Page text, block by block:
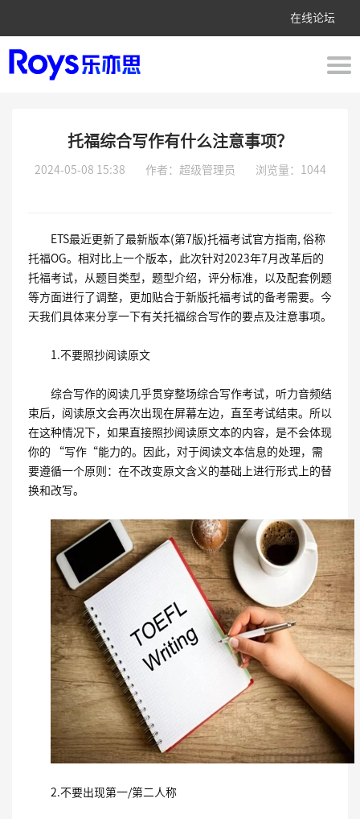
在线论坛
托福综合写作有什么注意事项？
2024-05-08 15:38 作者：超级管理员 浏览量：1044
ETS最近更新了最新版本(第 7版)托福考试官方指南, 俗称
托福OG。相对比上一个版本，此次针对2023年 7 月改革后的
托福考试，从题目类型，题型介绍，评分标准，以及配套例题
等方面进行了调整，更加贴合于新版托福考试的备考需要。今
天我们具体来分享一下有关托福综合写作的要点及注意事项。
1.不要照抄阅读原文
综合写作的阅读几乎贯穿整场综合写作考试，听力音频结
束后，阅读原文会再次出现在屏幕左边，直至考试结束。所以
在这种情况下，如果直接照抄阅读原文本的内容，是不会体现
你的 “写作“能力的。因此，对于阅读文本信息的处理，需
要遵循一个原则：在不改变原文含义的基础上进行形式上的替
换和改写。
2.不要出现第一/第二人称